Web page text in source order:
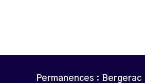
Permanences : Bergerac